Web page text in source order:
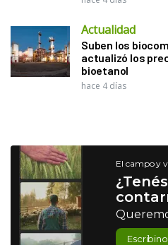
Actualidad
Suben los
actualizó los
bioetanol
hace 4 días
El campo y